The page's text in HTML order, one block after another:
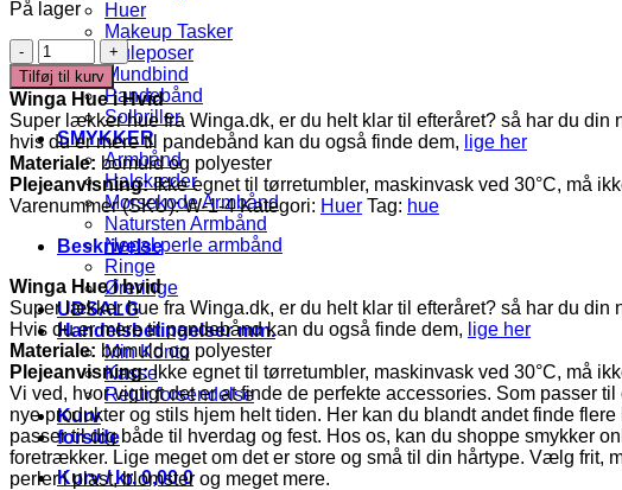
Huer
Makeup Tasker
Muleposer
Mundbind
Pandebånd
Solbriller
SMYKKER
Armbånd
Halskæder
Morsekode Armbånd
Natursten Armbånd
Nepal perle armbånd
Ringe
Øreringe
UDSALG
Handelsbetingelser mm.
Min Konto
Kasse
Retur forsendelse
Kurv
forside
Kurv / kr.0,00 0
På lager
Winga
Hue
i
Hvid
antal
Tilføj til kurv
Winga Hue i Hvid
Super lækker hue fra Winga.dk, er du helt klar til efteråret? så har du
hvis du er mere til pandebånd kan du også finde dem, lige her
Materiale: bomuld og polyester
Plejeanvisning: Ikke egnet til tørretumbler, maskinvask ved 30°C, må
Varenummer (SKU):W-1-4 Kategori: Huer Tag: hue
Beskrivelse
Winga Hue i hvid
Super lækker hue fra Winga.dk, er du helt klar til efteråret? så har du
Hvis du er mere til pandebånd kan du også finde dem, lige her
Materiale: bomuld og polyester
Plejeanvisning: Ikke egnet til tørretumbler, maskinvask ved 30°C, må
Vi ved, hvor vigtigt det er at finde de perfekte accessories. Som passer
nye produkter og stils hjem helt tiden. Her kan du blandt andet finde
passer til dig både til hverdag og fest. Hos os, kan du shoppe smykker
foretrækker. Lige meget om det er store og små til din hårtype. Vælg frit,
perler i plast, blomster og meget mere.